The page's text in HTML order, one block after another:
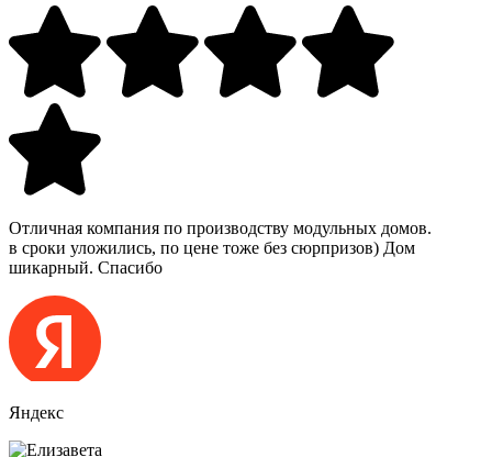
Отличная компания по производству модульных домов.
в сроки уложились, по цене тоже без сюрпризов) Дом
шикарный. Спасибо
Яндекс